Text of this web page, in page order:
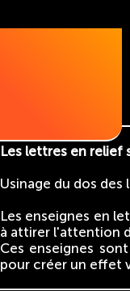
Les lettres en relief
Usinage du dos
Les enseignes en
à attirer l'attention
Ces enseignes
pour créer un effet